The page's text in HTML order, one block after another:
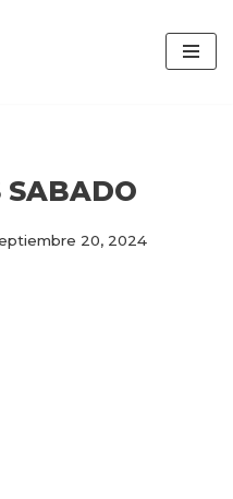
SABADO
20, 2024